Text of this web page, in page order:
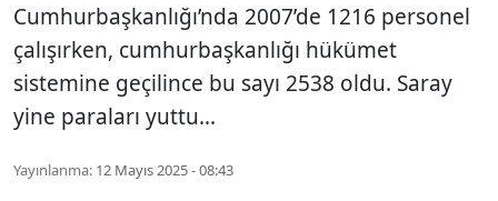
Cumhurbaşkanlığı’nda 2007’de 1216 personel
çalışırken, cumhurbaşkanlığı hükümet
sistemine geçilince bu sayı 2538 oldu. Saray
yine paraları yuttu...
Yayınlanma: 12 Mayıs 2025 - 08:43